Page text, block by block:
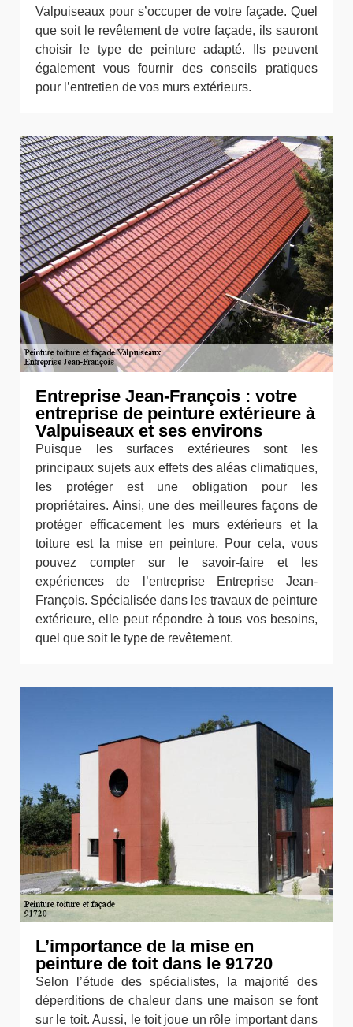
Valpuiseaux pour s’occuper de votre façade. Quel
que soit le revêtement de votre façade, ils sauront
choisir le type de peinture adapté. Ils peuvent
également vous fournir des conseils pratiques
pour l’entretien de vos murs extérieurs.
Entreprise Jean-François : votre
entreprise de peinture extérieure à
Valpuiseaux et ses environs
Puisque les surfaces extérieures sont les
principaux sujets aux effets des aléas climatiques,
les protéger est une obligation pour les
propriétaires. Ainsi, une des meilleures façons de
protéger efficacement les murs extérieurs et la
toiture est la mise en peinture. Pour cela, vous
pouvez compter sur le savoir-faire et les
expériences de l’entreprise Entreprise Jean-
François. Spécialisée dans les travaux de peinture
extérieure, elle peut répondre à tous vos besoins,
quel que soit le type de revêtement.
L’importance de la mise en
peinture de toit dans le 91720
Selon l’étude des spécialistes, la majorité des
déperditions de chaleur dans une maison se font
sur le toit. Aussi, le toit joue un rôle important dans